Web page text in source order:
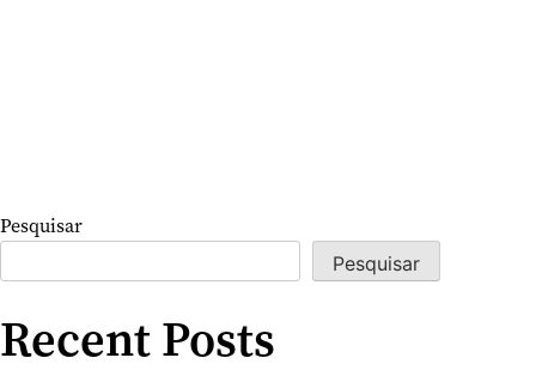
Pesquisar
Pesquisar
Recent Posts